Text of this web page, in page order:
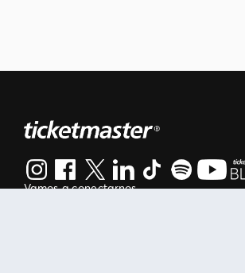
Vamos a conectarnos